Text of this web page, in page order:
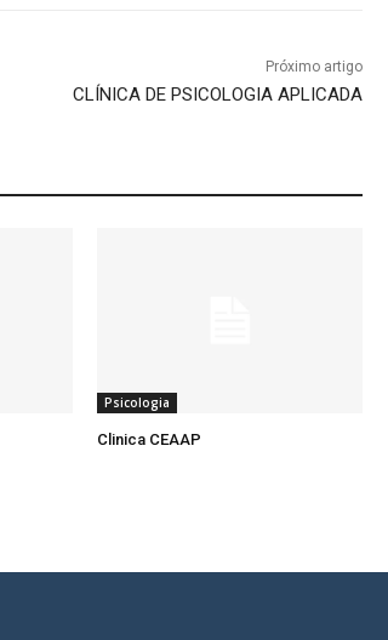
Próximo artigo
CLÍNICA DE PSICOLOGIA APLICADA
Psicologia
Clinica CEAAP